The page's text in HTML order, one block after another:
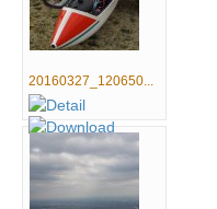
20160327_120650...